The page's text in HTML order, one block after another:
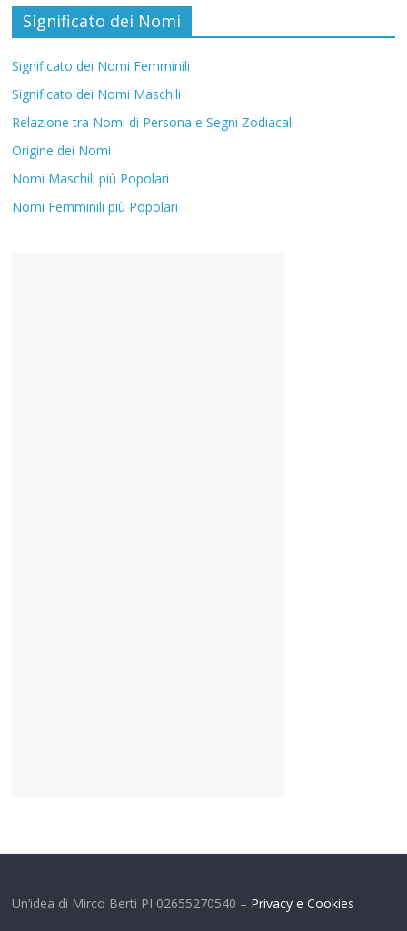
Significato dei Nomi
Significato dei Nomi Femminili
Significato dei Nomi Maschili
Relazione tra Nomi di Persona e Segni Zodiacali
Origine dei Nomi
Nomi Maschili più Popolari
Nomi Femminili più Popolari
Un’idea di Mirco Berti PI 02655270540 – Privacy e Cookies